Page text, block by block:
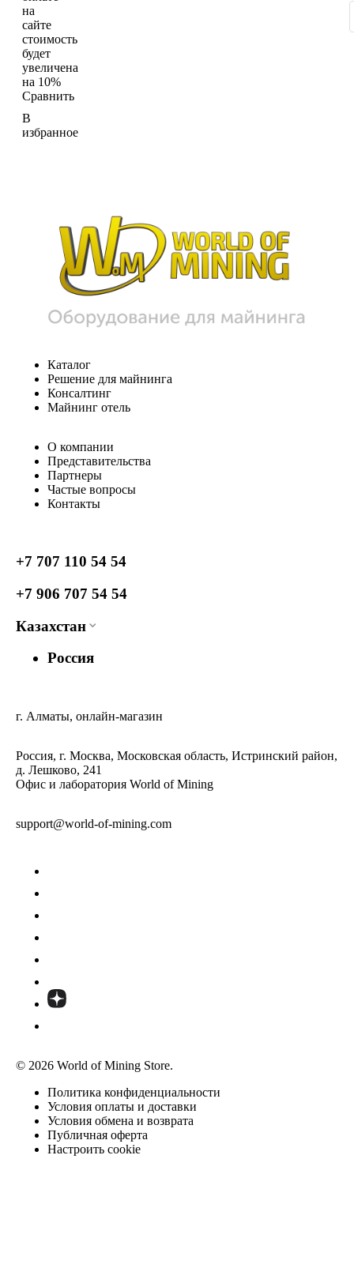
на
сайте
стоимость
будет
увеличена
на 10%
Сравнить
В
избранное
Каталог
Решение для майнинга
Консалтинг
Майнинг отель
О компании
Представительства
Партнеры
Частые вопросы
Контакты
+7 707 110 54 54
+7 906 707 54 54
Казахстан
Россия
г. Алматы, онлайн-магазин
Россия, г. Москва, Московская область, Истринский район,
д. Лешково, 241
Офис и лаборатория World of Mining
support@world-of-mining.com
© 2026 World of Mining Store.
Политика конфиденциальности
Условия оплаты и доставки
Условия обмена и возврата
Публичная оферта
Настроить cookie